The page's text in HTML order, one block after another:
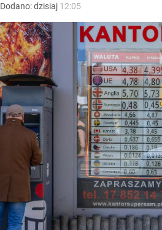
Dodano:dzisiaj 12:05